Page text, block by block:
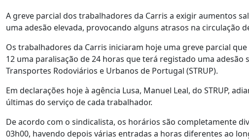
A greve parcial dos trabalhadores da Carris a exigir aumentos
uma adesão elevada, provocando alguns atrasos na circulação
Os trabalhadores da Carris iniciaram hoje uma greve parcial
12 uma paralisação de 24 horas que terá registado uma
Transportes Rodoviários e Urbanos de Portugal (STRUP).
Em declarações hoje à agência Lusa, Manuel Leal, do STRUP,
últimas do serviço de cada trabalhador.
De acordo com o sindicalista, os horários são completamente
03h00, havendo depois várias entradas a horas diferentes ao